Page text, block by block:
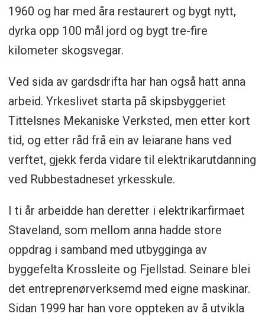
1960 og har med åra restaurert og bygt nytt,
dyrka opp 100 mål jord og bygt tre-fire
kilometer skogsvegar.
Ved sida av gardsdrifta har han også hatt anna
arbeid. Yrkeslivet starta på skipsbyggeriet
Tittelsnes Mekaniske Verksted, men etter kort
tid, og etter råd frå ein av leiarane hans ved
verftet, gjekk ferda vidare til elektrikarutdanning
ved Rubbestadneset yrkesskule.
I ti år arbeidde han deretter i elektrikarfirmaet
Staveland, som mellom anna hadde store
oppdrag i samband med utbygginga av
byggefelta Krossleite og Fjellstad. Seinare blei
det entreprenørverksemd med eigne maskinar.
Sidan 1999 har han vore oppteken av å utvikla